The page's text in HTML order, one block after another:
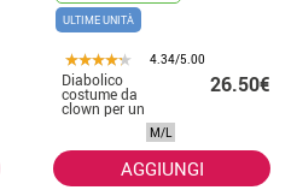
ULTIME UNITÀ
4.34/5.00
Diabolico
costume da
clown per un
26.50€
M/L
AGGIUNGI